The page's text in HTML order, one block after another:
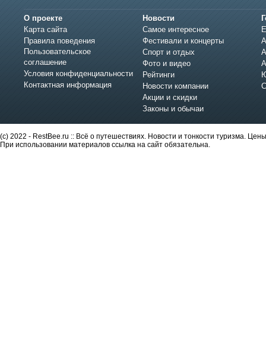
О проекте
Карта сайта
Правила поведения
Пользовательское
соглашение
Условия конфиденциальности
Контактная информация
Новости
Самое интересное
Фестивали и концерты
Спорт и отдых
Фото и видео
Рейтинги
Новости компании
Акции и скидки
Законы и обычаи
(c) 2022 - RestBee.ru :: Всё о путешествиях. Новости и тонкости туризма.
При использовании материалов ссылка на сайт обязательна.